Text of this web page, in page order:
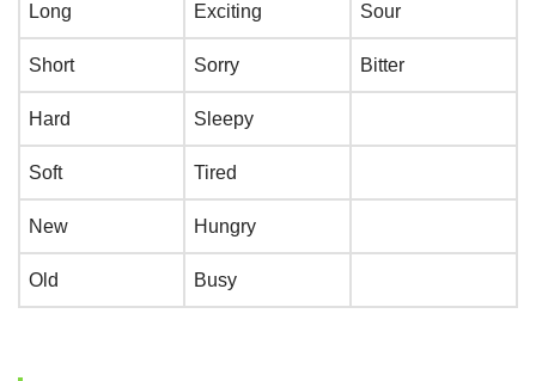
Long Exciting Sour
Short Sorry Bitter
Hard Sleepy
Soft Tired
New Hungry
Old Busy